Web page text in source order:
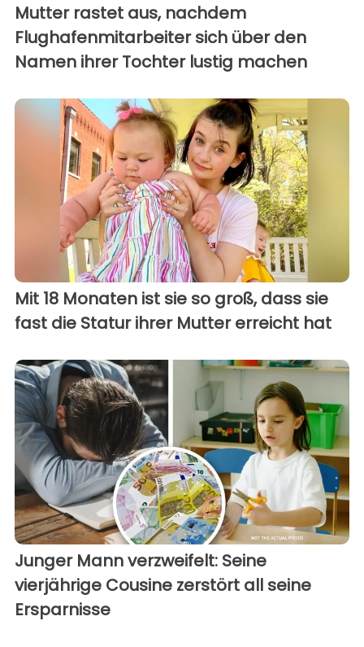
Mutter rastet aus, nachdem
Flughafenmitarbeiter sich über den
Namen ihrer Tochter lustig machen
Mit 18 Monaten ist sie so groß, dass sie
fast die Statur ihrer Mutter erreicht hat
Junger Mann verzweifelt: Seine
vierjährige Cousine zerstört all seine
Ersparnisse